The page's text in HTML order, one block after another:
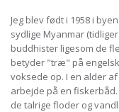
Jeg blev født i 1958 i
sydlige Myanmar
buddhister ligesom de
betyder "træ" på
voksede op. I en alder
arbejde på en
de talrige floder og